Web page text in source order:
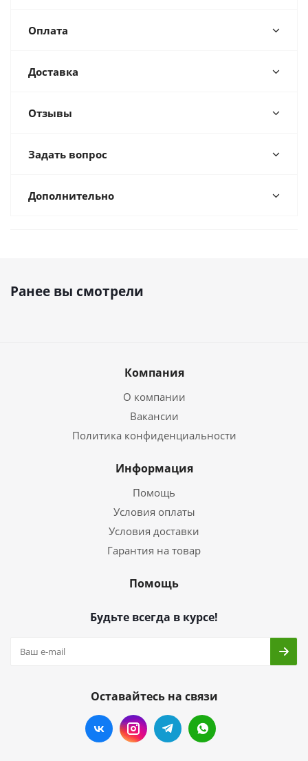
Оплата
Доставка
Отзывы
Задать вопрос
Дополнительно
Ранее вы смотрели
Компания
О компании
Вакансии
Политика конфиденциальности
Информация
Помощь
Условия оплаты
Условия доставки
Гарантия на товар
Помощь
Будьте всегда в курсе!
Оставайтесь на связи